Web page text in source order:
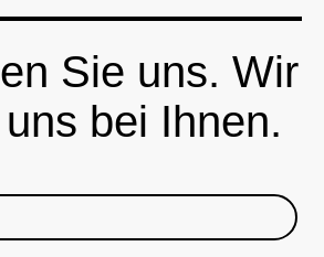
Sie uns. Wir
bei Ihnen.